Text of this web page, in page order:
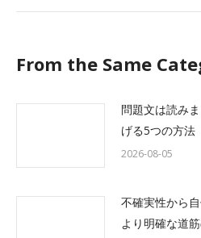
From the Same
問題文は読み
げる5つの方法
2026-08-05
不確実性から
より明確な道